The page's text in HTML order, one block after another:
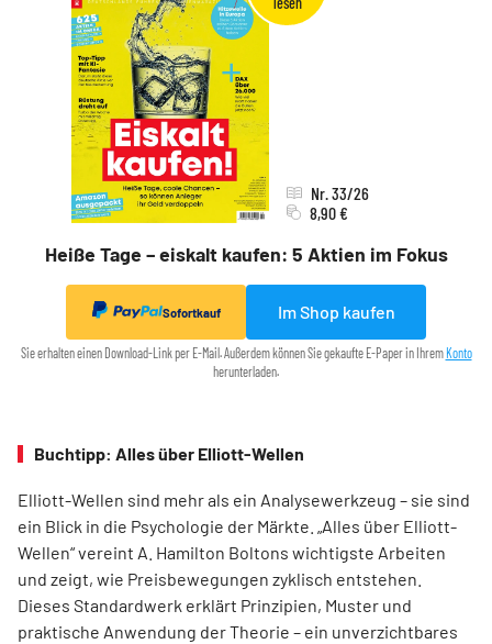
Heiße Tage – eiskalt kaufen: 5 Aktien im Fokus
Nr. 33/26
8,90 €
Sofortkauf Im Shop kaufen
Sie erhalten einen Download-Link per E-Mail. Außerdem können Sie gekaufte E-Paper in Ihrem Konto
herunterladen.
Buchtipp: Alles über Elliott-Wellen
Elliott-Wellen sind mehr als ein Analysewerkzeug – sie sind
ein Blick in die Psychologie der Märkte. „Alles über Elliott-
Wellen“ vereint A. Hamilton Boltons wichtigste Arbeiten
und zeigt, wie Preisbewegungen zyklisch entstehen.
Dieses Standardwerk erklärt Prinzipien, Muster und
praktische Anwendung der Theorie – ein unverzichtbares